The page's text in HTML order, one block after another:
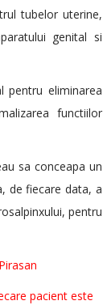
tubelor uterine,
genital si
pentru eliminarea
functiilor
sa conceapa un
de fiecare data, a
pentru
pacient este